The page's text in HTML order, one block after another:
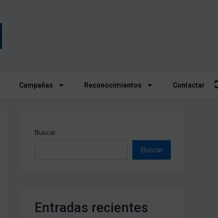
Campañas Reconocimientos Contactar
Buscar
Buscar
Entradas recientes